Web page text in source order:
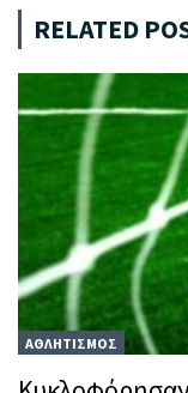
RELATED
ΑΘΛΗΤΙΣΜΟΣ